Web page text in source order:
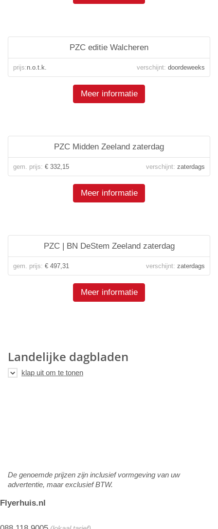
Flyerhuis.nl
PZC editie Walcheren
prijs:n.o.t.k. verschijnt: doordeweeks
Meer informatie
PZC Midden Zeeland zaterdag
gem. prijs: € 332,15 verschijnt: zaterdags
Meer informatie
PZC | BN DeStem Zeeland zaterdag
gem. prijs: € 497,31 verschijnt: zaterdags
Meer informatie
Landelijke dagbladen
De genoemde prijzen zijn inclusief vormgeving van uw
advertentie, maar exclusief BTW.